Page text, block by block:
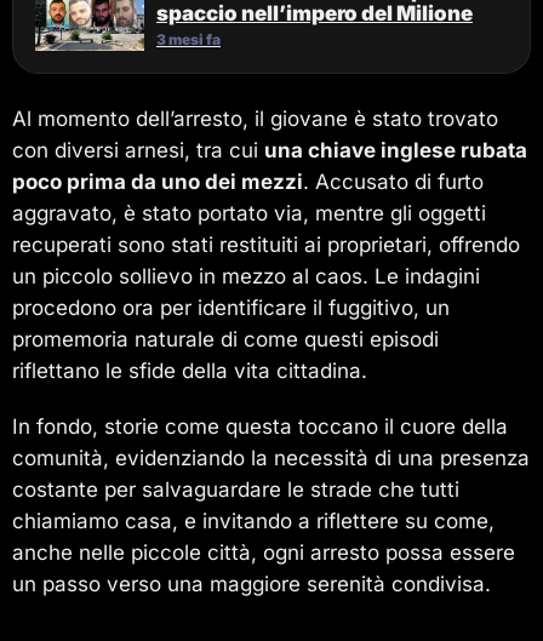
spaccio nell’impero del Milione
3 mesi fa
Al momento dell’arresto, il giovane è stato trovato
con diversi arnesi, tra cui una chiave inglese rubata
poco prima da uno dei mezzi. Accusato di furto
aggravato, è stato portato via, mentre gli oggetti
recuperati sono stati restituiti ai proprietari, offrendo
un piccolo sollievo in mezzo al caos. Le indagini
procedono ora per identificare il fuggitivo, un
promemoria naturale di come questi episodi
riflettano le sfide della vita cittadina.
In fondo, storie come questa toccano il cuore della
comunità, evidenziando la necessità di una presenza
costante per salvaguardare le strade che tutti
chiamiamo casa, e invitando a riflettere su come,
anche nelle piccole città, ogni arresto possa essere
un passo verso una maggiore serenità condivisa.